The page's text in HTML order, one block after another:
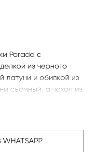
Porada с
из черного
латуни и обивкой из
съемный, а чехол из
частей мягкой
с ремнем.
полиуретана